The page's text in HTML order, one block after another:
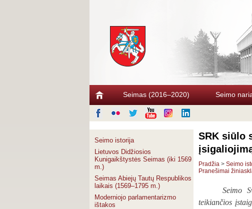
Seimas (2016–2020) Seimo
Seimo istorija
Lietuvos Didžiosios
Kunigaikštystės Seimas (iki 1569
m.)
Seimas Abiejų Tautų Respublikos
laikais (1569–1795 m.)
Moderniojo parlamentarizmo
ištakos
SRK siūlo
Pradžia > Seimo
Pranešimai
Seimo
teikiančios